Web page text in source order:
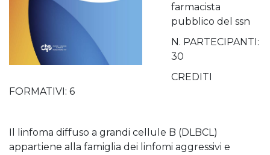
farmacista
pubblico del ssn
N. PARTECIPANTI:
30
CREDITI
FORMATIVI: 6
Il linfoma diffuso a grandi cellule B (DLBCL)
appartiene alla famiglia dei linfomi aggressivi e